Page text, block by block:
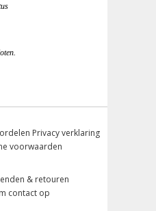
Privacy verklaring
voorwaarden
& retouren
contact op